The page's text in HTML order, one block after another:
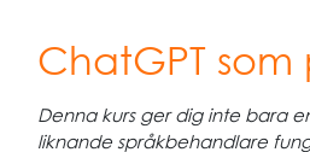
ChatGPT
Denna kurs ger dig inte bara
liknande språkbehandlare